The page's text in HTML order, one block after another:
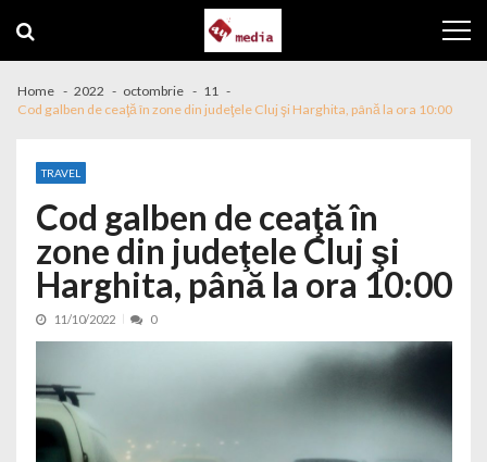
Home 2022 octombrie
11
Cod galben de ceaţă în zone din judeţele Cluj şi Harghita, până la ora 10:00
TRAVEL
Cod galben de ceaţă în
zone din judeţele Cluj şi
Harghita, până la ora 10:00
11/10/2022 0